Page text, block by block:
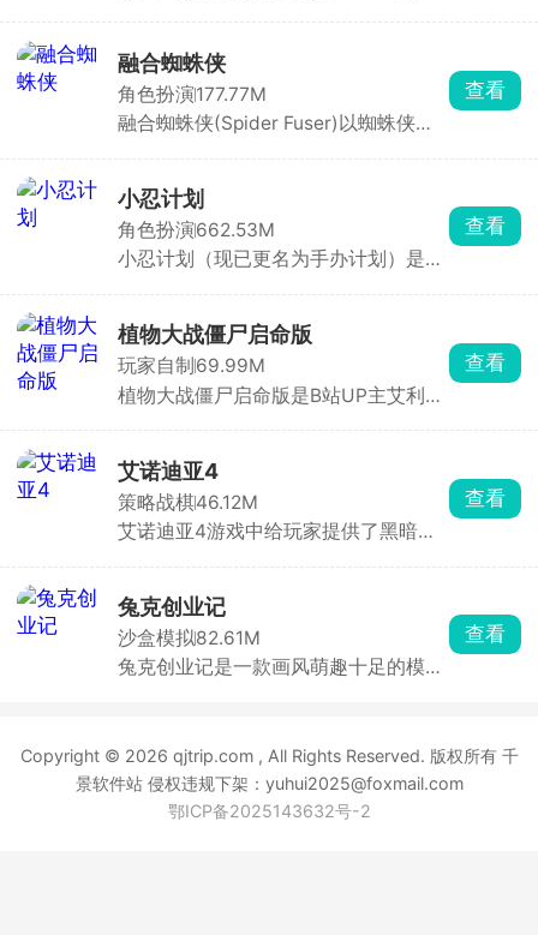
暗格储物柜为主要场景，玩家需要通过
拖拽、旋转、堆叠与分类，将餐具、文
具、工具、首饰等杂物逐一归位，整理
出令人极度舒适的整齐画面。
融合蜘蛛侠
角色扮演177.77M
融合蜘蛛侠(Spider Fuser)以蜘蛛侠为
身蜘蛛融合者，拥有发射蛛丝、攀爬跳
跃、粘墙疾驰等全方位蜘蛛能力，在城
市中自由穿梭于不同时空。你可以行侠
仗义打击罪犯，也可以开直播展示英雄
查看
小忍计划
角色扮演662.53M
小忍计划（现已更名为手办计划）是一
少女小忍刻画得生动形象，多样的地图
场景搭配随场景变化的音效，带来别具
一格的体验。它集养成、互动和冒险于
一体，操作简单易上手，打破传统恋爱
迅速升温，体验甜蜜恋爱。游戏还有独
特的服装系统，玩家可随心为小忍搭配
穿着，甚至亲手设计独一无二的华丽衣
服。在这里，你能沉浸式感受与虚拟角
查看
植物大战僵尸启命版
玩家自制 69.99M
植物大战僵尸启命版是B站UP主艾利斯
日葵等特色植物与僵尸。游戏不仅保留
了抵御僵尸的核心玩法，更通过多样关
卡地图、新增的铲子与推车机制，极大
提升了策略性与操作性。推车可移动已
查看
艾诺迪亚4
策略战棋46.12M
艾诺迪亚4游戏中给玩家提供了黑暗骑
宝石镶嵌及佣兵团技能等玩法，全新关
卡和地下城冒险‌。游戏背景为艾诺迪亚
中两个势力的斗争故事，玩家将见证它
们的结局。
查看
兔克创业记
沙盒模拟82.61M
兔克创业记是一款画风萌趣十足的模拟
管一间专属的工厂车间。在这里，你将
带领一群个性鲜明、活力满满的兔子员
工，齐心协力搭建出一条条干净又卫生
的流水线。这些流水线可不一般，上面
查看
Copyright © 2026 qjtrip.com , All Rights Reserved. 版权所有 千
景软件站 侵权违规下架：yuhui2025@foxmail.com
鄂ICP备2025143632号-2